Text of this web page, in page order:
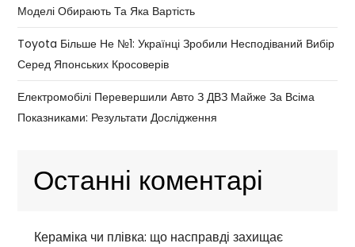
Моделі Обирають Та Яка Вартість
Toyota Більше Не №1: Українці Зробили Несподіваний Вибір
Серед Японських Кросоверів
Електромобілі Перевершили Авто З ДВЗ Майже За Всіма
Показниками: Результати Дослідження
Останні коментарі
Кераміка чи плівка: що насправді захищає